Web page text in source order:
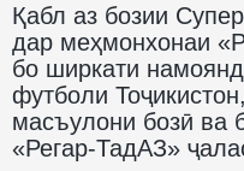
Қабл аз бозии
дар меҳмонхонаи
бо ширкати
футболи
масъулони бозӣ ва
«Регар-ТадАЗ»